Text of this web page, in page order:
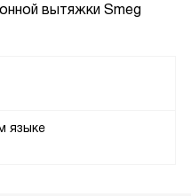
вытяжки Smeg
языке